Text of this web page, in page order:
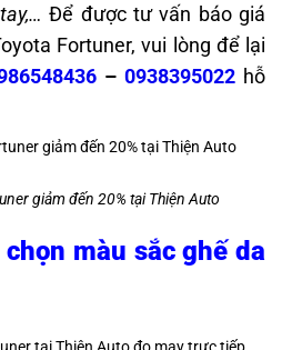
Để được tư vấn báo giá
Fortuner, vui lòng để lại
– 0938395022 hỗ
giảm đến 20% tại Thiện Auto
màu sắc ghế da